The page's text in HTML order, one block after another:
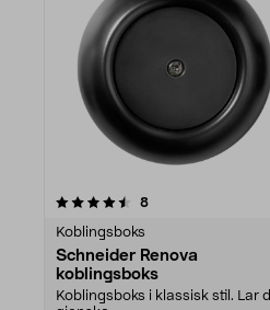
8anmeldelser
Koblingsboks
Schneider Renova
koblingsboks
Koblingsboks i klassisk stil. Lar
4.5av 5 stjerner